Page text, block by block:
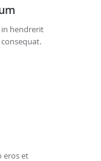
hendrerit
eros et